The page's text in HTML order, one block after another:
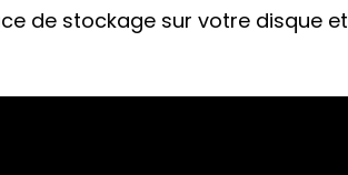
de stockage sur votre disque et